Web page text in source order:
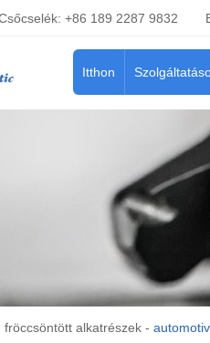
+86 189 2287 9832
Itthon
fröccsöntött alkatrészek -